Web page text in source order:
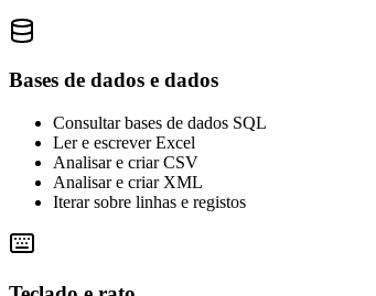
Bases de dados e dados
Consultar bases de dados SQL
Ler e escrever Excel
Analisar e criar CSV
Analisar e criar XML
Iterar sobre linhas e registos